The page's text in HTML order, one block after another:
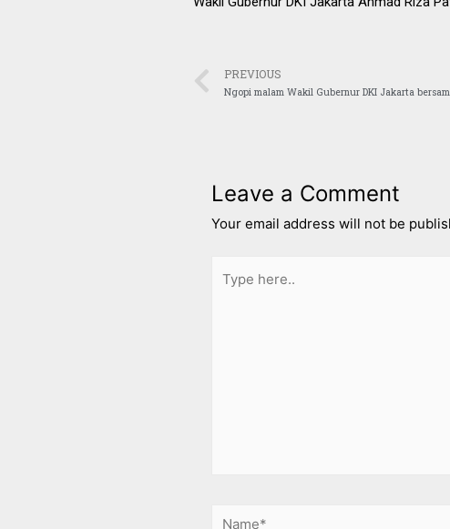
PREVIOUS
Leave a Comment
Your email address will not be